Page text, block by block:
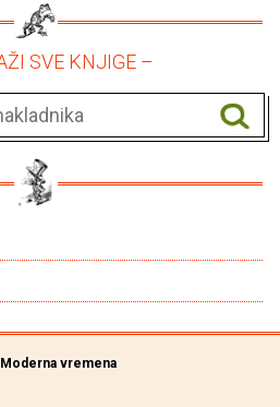
SVE KNJIGE –
Moderna vremena